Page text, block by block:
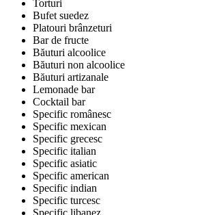
Torturi
Bufet suedez
Platouri brânzeturi
Bar de fructe
Băuturi alcoolice
Băuturi non alcoolice
Băuturi artizanale
Lemonade bar
Cocktail bar
Specific românesc
Specific mexican
Specific grecesc
Specific italian
Specific asiatic
Specific american
Specific indian
Specific turcesc